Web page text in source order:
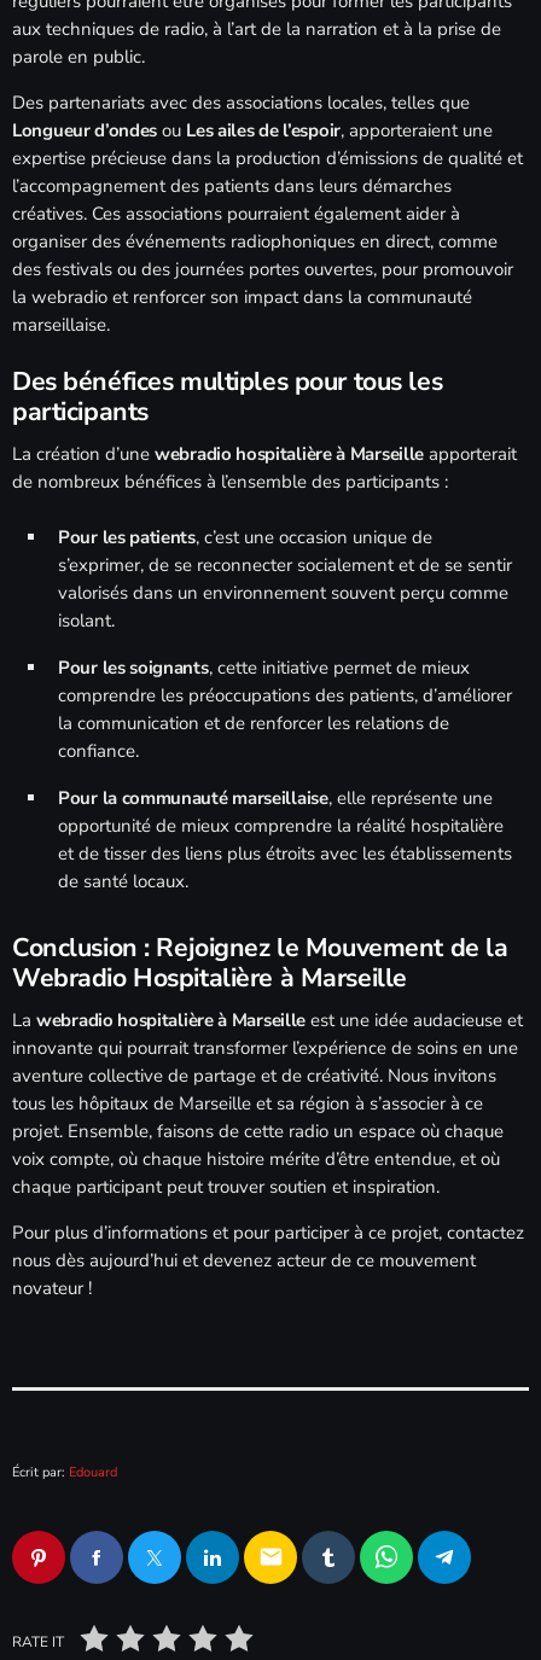
aux techniques de radio, à l’art de la narration et à la prise de
parole en public.
Des partenariats avec des associations locales, telles que
Longueur d’ondes ou Les ailes de l’espoir, apporteraient une
expertise précieuse dans la production d’émissions de qualité et
l’accompagnement des patients dans leurs démarches
créatives. Ces associations pourraient également aider à
organiser des événements radiophoniques en direct, comme
des festivals ou des journées portes ouvertes, pour promouvoir
la webradio et renforcer son impact dans la communauté
marseillaise.
Des bénéfices multiples pour tous les
participants
La création d’une webradio hospitalière à Marseille apporterait
de nombreux bénéfices à l’ensemble des participants :
Pour les patients, c’est une occasion unique de
s’exprimer, de se reconnecter socialement et de se sentir
valorisés dans un environnement souvent perçu comme
isolant.
Pour les soignants, cette initiative permet de mieux
comprendre les préoccupations des patients, d’améliorer
la communication et de renforcer les relations de
confiance.
Pour la communauté marseillaise, elle représente une
opportunité de mieux comprendre la réalité hospitalière
et de tisser des liens plus étroits avec les établissements
de santé locaux.
Conclusion : Rejoignez le Mouvement de la
Webradio Hospitalière à Marseille
La webradio hospitalière à Marseille est une idée audacieuse et
innovante qui pourrait transformer l’expérience de soins en une
aventure collective de partage et de créativité. Nous invitons
tous les hôpitaux de Marseille et sa région à s’associer à ce
projet. Ensemble, faisons de cette radio un espace où chaque
voix compte, où chaque histoire mérite d’être entendue, et où
chaque participant peut trouver soutien et inspiration.
Pour plus d’informations et pour participer à ce projet, contactez
nous dès aujourd’hui et devenez acteur de ce mouvement
novateur !
Écrit par: Edouard
email
RATE IT